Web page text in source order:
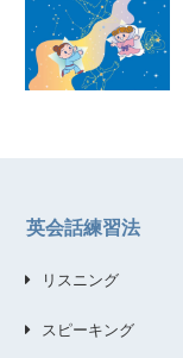
英会話練習法
リスニング
スピーキング